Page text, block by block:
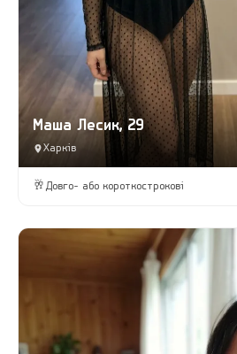
Маша Лесик, 29
Харків
🥂 Довго- або короткострокові